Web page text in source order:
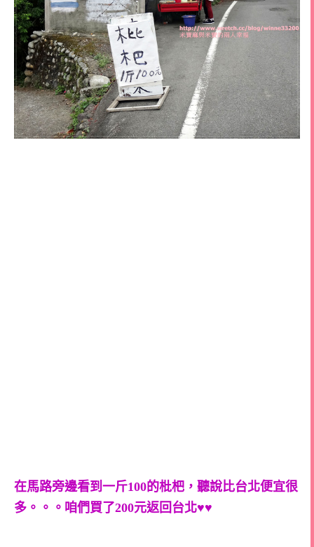
在馬路旁邊看到一斤100的枇杷，聽說比台北便宜很
多。。。咱們買了200元返回台北♥♥